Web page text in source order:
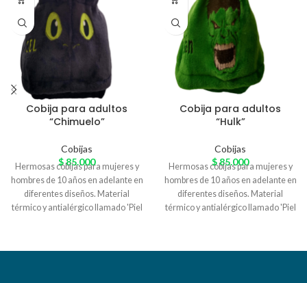
Cobija para adultos
“Chimuelo”
Cobijas
$85.000
Hermosas cobijas para mujeres y
hombres de 10 años en adelante en
diferentes diseños. Material
térmico y antialérgico llamado 'Piel
colores
Cobija para adultos
“Hulk”
Cobijas
$85.000
Hermosas cobijas para mujeres y
hombres de 10 años en adelante en
diferentes diseños. Material
térmico y antialérgico llamado 'Piel
colores